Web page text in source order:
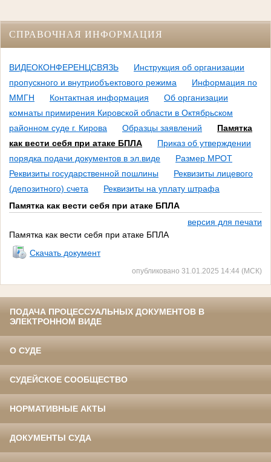
СПРАВОЧНАЯ ИНФОРМАЦИЯ
ВИДЕОКОНФЕРЕНЦСВЯЗЬ
Инструкция об организации
пропускного и внутриобъектового режима
Информация по
ММГН
Контактная информация
Об организации
комнаты примирения Кировской области в Октябрьском
районном суде г. Кирова
Образцы заявлений
Памятка
как вести себя при атаке БПЛА
Приказ об утверждении
порядка подачи документов в эл.виде
Размер МРОТ
Реквизиты государственной пошлины
Реквизиты лицевого
(депозитного) счета
Реквизиты на уплату штрафа
Памятка как вести себя при атаке БПЛА
версия для печати
Памятка как вести себя при атаке БПЛА
Скачать документ
опубликовано 31.01.2025 14:44 (МСК)
ПОДАЧА ПРОЦЕССУАЛЬНЫХ ДОКУМЕНТОВ В
ЭЛЕКТРОННОМ ВИДЕ
О СУДЕ
СУДЕЙСКОЕ СООБЩЕСТВО
НОРМАТИВНЫЕ АКТЫ
ДОКУМЕНТЫ СУДА